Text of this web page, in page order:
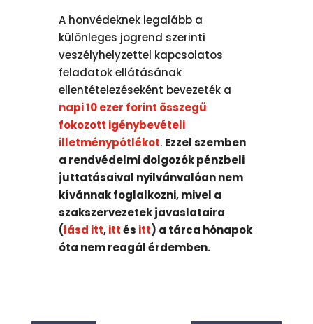
A honvédeknek legalább a
különleges jogrend szerinti
veszélyhelyzettel kapcsolatos
feladatok ellátásának
ellentételezéseként bevezeték a
napi 10 ezer forint összegű
fokozott igénybevételi
illetménypótlékot. Ezzel szemben
a rendvédelmi dolgozók pénzbeli
juttatásaival nyilvánvalóan nem
kívánnak foglalkozni, mivel a
szakszervezetek javaslataira
(lásd itt,ittés itt) a tárca hónapok
óta nem reagál érdemben.